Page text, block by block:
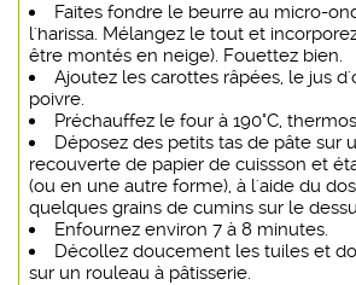
Faites fondre le beurre au micro-
l'harissa. Mélangez le tout et
être montés en neige). Fouettez bien.
Ajoutez les carottes râpées, le jus
poivre.
Préchauffez le four à 190°C,
Déposez des petits tas de pâte sur
recouverte de papier de cuissson et
(ou en une autre forme), à l'aide du
quelques grains de cumins sur le
Enfournez environ 7 à 8 minutes.
Décollez doucement les tuiles et
sur un rouleau à pâtisserie.